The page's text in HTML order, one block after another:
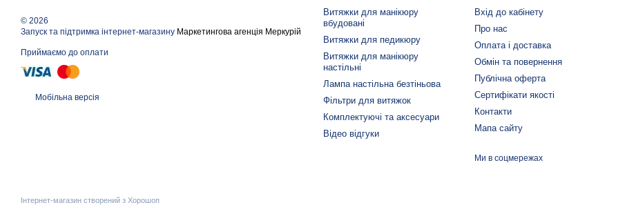
© 2026
Запуск та підтримка інтернет-магазину Маркетингова агенція Меркурій
Приймаємо до оплати
Мобільна версія
Інтернет-магазин створений з Хорошоп
Витяжки для манікюру
вбудовані
Витяжки для педикюру
Витяжки для манікюру
настільні
Лампа настільна безтіньова
Фільтри для витяжок
Комплектуючі та аксесуари
Відео відгуки
Вхід до кабінету
Про нас
Оплата і доставка
Обмін та повернення
Публічна оферта
Сертифікати якості
Контакти
Мапа сайту
Ми в соцмережах